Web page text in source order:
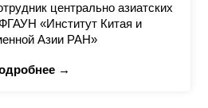
центрально азиатских
«Институт Китая и
Азии РАН»
→